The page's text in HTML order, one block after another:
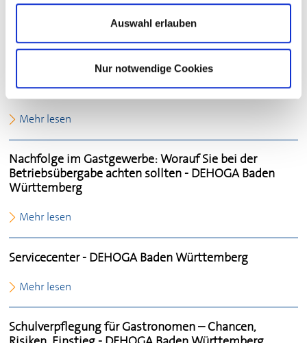
Auswahl erlauben
Nur notwendige Cookies
DEHOGABaden Württemberg
Mehr lesen
Servicecenter -DEHOGABaden Württemberg
Mehr lesen
Nachfolge im Gastgewerbe: Worauf Sie bei der
Betriebsübergabe achten sollten - DEHOGABaden
Württemberg
Mehr lesen
Servicecenter - DEHOGABaden Württemberg
Mehr lesen
Schulverpflegung für Gastronomen – Chancen,